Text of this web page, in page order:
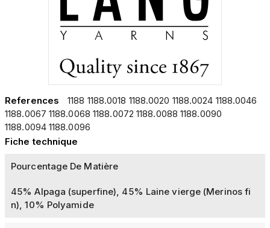
References
1188 1188.0018 1188.0020 1188.0024 1188.0046
1188.0067 1188.0068 1188.0072 1188.0088 1188.0090
1188.0094 1188.0096
Fiche technique
Pourcentage De Matière
45% Alpaga (superfine), 45% Laine vierge (Merinos fi
n), 10% Polyamide